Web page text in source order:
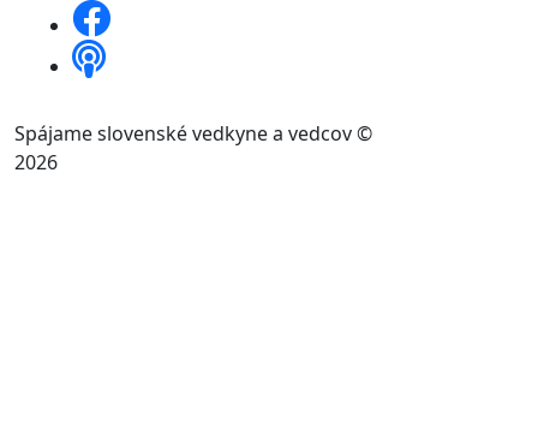
Spájame slovenské vedkyne a vedcov ©
2026